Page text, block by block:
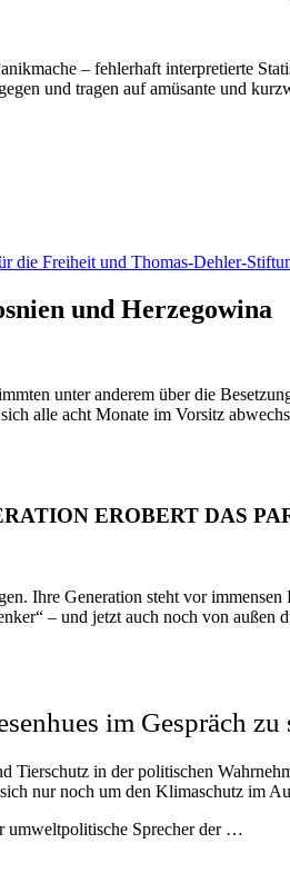
– fehlerhaft interpretierte
und tragen auf amüsante und
Freiheit und Thomas-Dehler-
und Herzegowina
unter anderem über die
alle acht Monate im Vorsitz
EROBERT DAS
Ihre Generation steht vor
– und jetzt auch noch von
im Gespräch
in der politischen
nur noch um den Klimaschutz im
umweltpolitische Sprecher der …